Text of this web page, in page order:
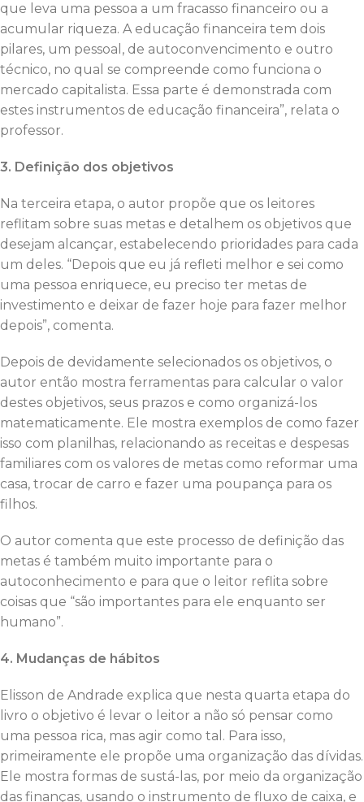
que leva uma pessoa a um fracasso financeiro ou a
acumular riqueza. A educação financeira tem dois
pilares, um pessoal, de autoconvencimento e outro
técnico, no qual se compreende como funciona o
mercado capitalista. Essa parte é demonstrada com
estes instrumentos de educação financeira”, relata o
professor.
3. Definição dos objetivos
Na terceira etapa, o autor propõe que os leitores
reflitam sobre suas metas e detalhem os objetivos que
desejam alcançar, estabelecendo prioridades para cada
um deles. “Depois que eu já refleti melhor e sei como
uma pessoa enriquece, eu preciso ter metas de
investimento e deixar de fazer hoje para fazer melhor
depois”, comenta.
Depois de devidamente selecionados os objetivos, o
autor então mostra ferramentas para calcular o valor
destes objetivos, seus prazos e como organizá-los
matematicamente. Ele mostra exemplos de como fazer
isso com planilhas, relacionando as receitas e despesas
familiares com os valores de metas como reformar uma
casa, trocar de carro e fazer uma poupança para os
filhos.
O autor comenta que este processo de definição das
metas é também muito importante para o
autoconhecimento e para que o leitor reflita sobre
coisas que “são importantes para ele enquanto ser
humano”.
4. Mudanças de hábitos
Elisson de Andrade explica que nesta quarta etapa do
livro o objetivo é levar o leitor a não só pensar como
uma pessoa rica, mas agir como tal. Para isso,
primeiramente ele propõe uma organização das dívidas.
Ele mostra formas de sustá-las, por meio da organização
das finanças, usando o instrumento de fluxo de caixa, e